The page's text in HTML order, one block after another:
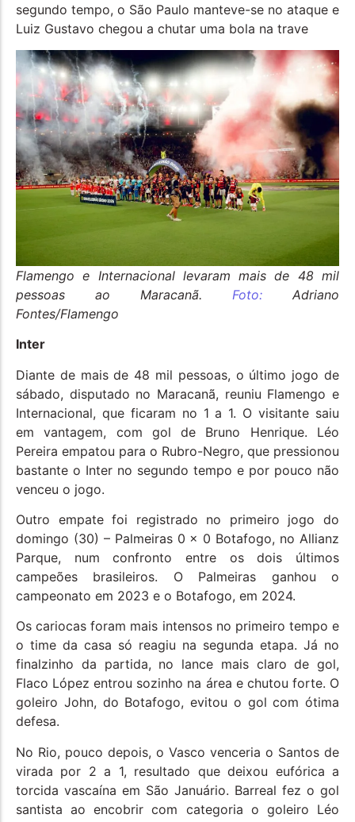
segundo tempo, o São Paulo manteve-se no ataque e
Luiz Gustavo chegou a chutar uma bola na trave
Flamengo e Internacional levaram mais de 48 mil
pessoas ao Maracanã. Foto: Adriano
Fontes/Flamengo
Inter
Diante de mais de 48 mil pessoas, o último jogo de
sábado, disputado no Maracanã, reuniu Flamengo e
Internacional, que ficaram no 1 a 1. O visitante saiu
em vantagem, com gol de Bruno Henrique. Léo
Pereira empatou para o Rubro-Negro, que pressionou
bastante o Inter no segundo tempo e por pouco não
venceu o jogo.
Outro empate foi registrado no primeiro jogo do
domingo (30) – Palmeiras 0 x 0 Botafogo, no Allianz
Parque, num confronto entre os dois últimos
campeões brasileiros. O Palmeiras ganhou o
campeonato em 2023 e o Botafogo, em 2024.
Os cariocas foram mais intensos no primeiro tempo e
o time da casa só reagiu na segunda etapa. Já no
finalzinho da partida, no lance mais claro de gol,
Flaco López entrou sozinho na área e chutou forte. O
goleiro John, do Botafogo, evitou o gol com ótima
defesa.
No Rio, pouco depois, o Vasco venceria o Santos de
virada por 2 a 1, resultado que deixou eufórica a
torcida vascaína em São Januário. Barreal fez o gol
santista ao encobrir com categoria o goleiro Léo